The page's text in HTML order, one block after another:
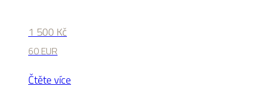
1 500Kč
60 EUR
Čtěte více